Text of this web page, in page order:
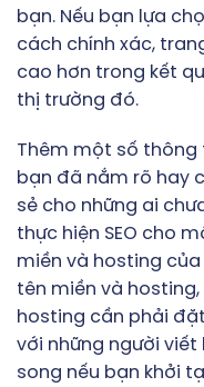
bạn. Nếu bạn lựa
cách chính xác,
cao hơn trong kết
thị trường đó.
Thêm một số thông
bạn đã nắm rõ hay
sẻ cho những ai
thực hiện SEO cho
miền và hosting
tên miền và
hosting cần phải
với những người viết
song nếu bạn khởi